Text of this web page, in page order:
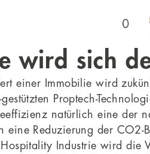
wird sich
einer Immobilie wird
gestützten Proptech-
natürlich eine der
eine Reduzierung der CO2-
Hospitality Industrie wird die